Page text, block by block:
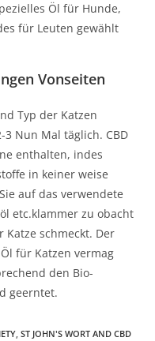
Öl für Hunde,
für Leuten gewählt
Vonseiten
Typ der Katzen
Nun Mal täglich. CBD
enthalten, indes
in keiner weise
auf das verwendete
etc.klammer zu obacht
schmeckt. Der
für Katzen vermag
den Bio-
geerntet.
, ST JOHN'S WORT AND CBD